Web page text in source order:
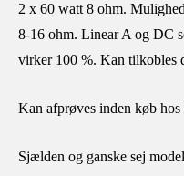
2 x 60 watt 8 ohm.
8-16 ohm. Linear A og DC
virker 100 %. Kan tilkobles
Kan afprøves inden køb
Sjælden og ganske sej